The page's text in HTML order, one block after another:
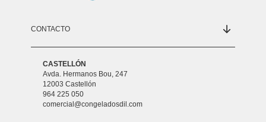
CONTACTO
CASTELLÓN
Avda. Hermanos Bou, 247
12003 Castellón
964 225 050
comercial@congeladosdil.com